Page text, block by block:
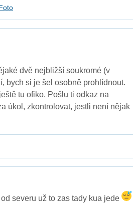
dvě nejbližší soukromé (v
bych si je šel osobně prohlídnout.
tu ofiko. Pošlu ti odkaz na
úkol, zkontrolovat, jestli není nějak
severu už to zas tady kua jede